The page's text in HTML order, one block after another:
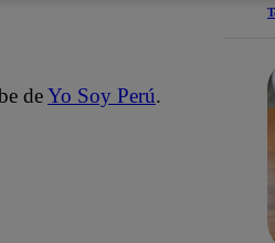
deYo Soy Perú.